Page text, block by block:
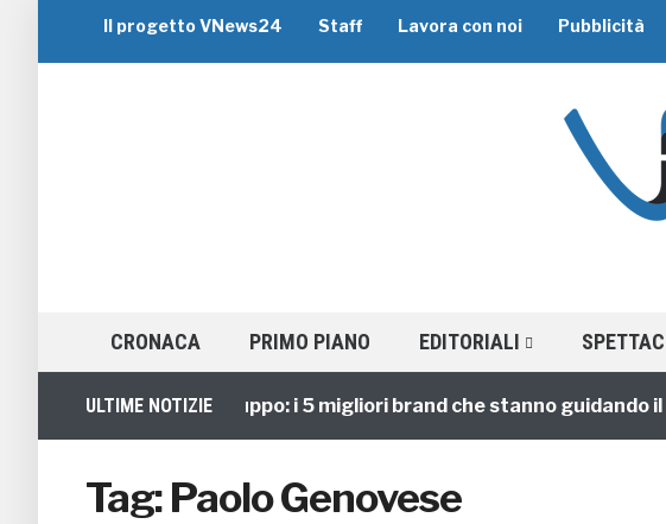
Il progetto VNews24 Staff Lavora con noi Pubblicità
CRONACA PRIMO PIANO EDITORIALI
ULTIME NOTIZIE
Viaggi di Gruppo: i 5 migliori brand che stanno guidando il
Tag:Paolo Genovese